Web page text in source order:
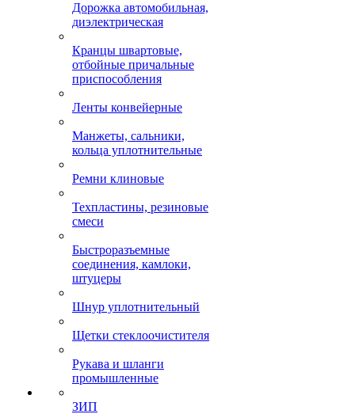
Дорожка автомобильная,
диэлектрическая
Кранцы швартовые,
отбойные причальные
приспособления
Ленты конвейерные
Манжеты, сальники,
кольца уплотнительные
Ремни клиновые
Техпластины, резиновые
смеси
Быстроразъемные
соединения, камлоки,
штуцеры
Шнур уплотнительный
Щетки стеклоочистителя
Рукава и шланги
промышленные
ЗИП